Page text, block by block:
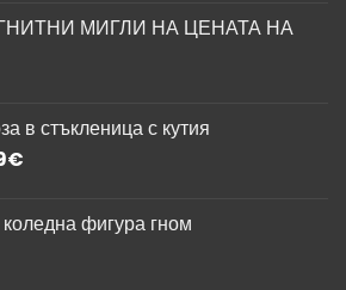
е:
МИГЛИ НА ЦЕНАТА НА
в стъкленица с кутия
€
фигура гном